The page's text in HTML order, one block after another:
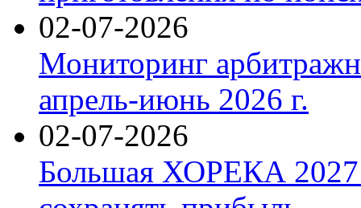
02-07-2026
Мониторинг
апрель-июнь 2026 г.
02-07-2026
Большая ХОРЕКА 2027: